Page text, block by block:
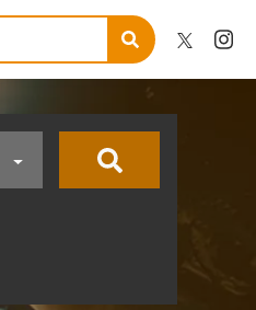
パワーストローク 4 クリアー